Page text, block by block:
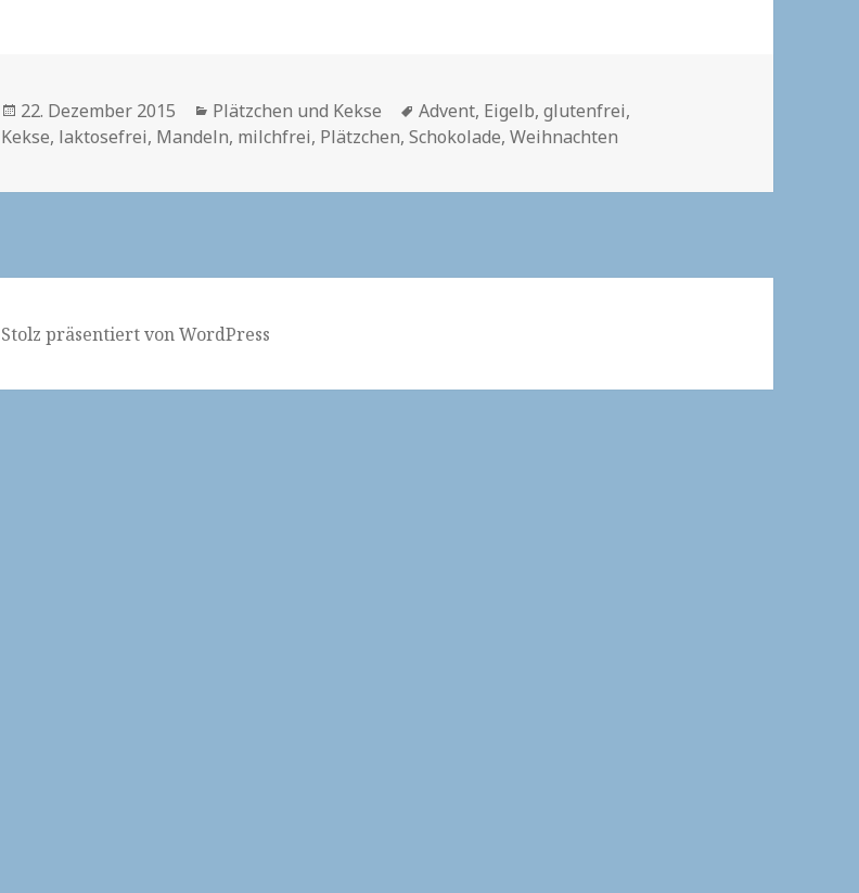
Veröffentlicht
am
22. Dezember 2015 Kategorien
Plätzchen und Kekse Schlagwörter
Advent, Eigelb,glutenfrei,
Kekse, laktosefrei, Mandeln, milchfrei, Plätzchen,Schokolade,Weihnachten
Stolz präsentiert von WordPress